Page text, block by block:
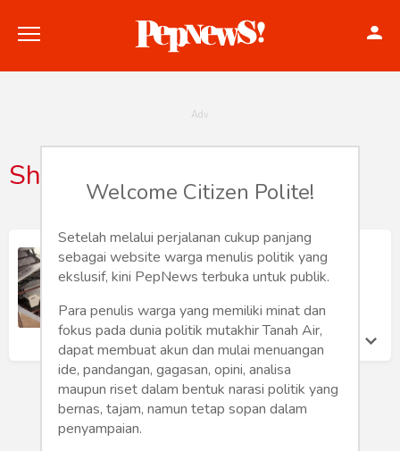
Konstitusi
Hankam
Internasional
Bisnis
Humaniora
Shahed136
Pesawat Tempur MiG-29 Ukraina,
Diserempet Shahed-136
Jumat 14 Oct, 2022
Welcome Citizen Polite!
Setelah melalui perjalanan cukup panjang
sebagai website warga menulis politik yang
ekslusif, kini PepNews terbuka untuk publik.
Para penulis warga yang memiliki minat dan
fokus pada dunia politik mutakhir Tanah Air,
dapat membuat akun dan mulai menuangan
ide, pandangan, gagasan, opini, analisa
maupun riset dalam bentuk narasi politik yang
bernas, tajam, namun tetap sopan dalam
penyampaian.